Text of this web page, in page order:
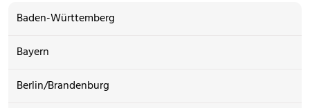
Baden-Württemberg
Bayern
Berlin/Brandenburg